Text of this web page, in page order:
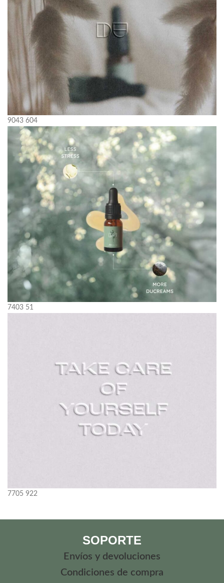
9043 604
7403 51
7705 922
SOPORTE
Envíos y devoluciones
Condiciones de compra